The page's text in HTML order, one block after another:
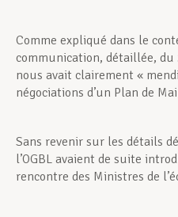
Comme expliqué dans le
communication, détaillée,
nous avait clairement «
négociations d’un Plan de
Sans revenir sur les détails
l’OGBL avaient de suite
rencontre des Ministres de